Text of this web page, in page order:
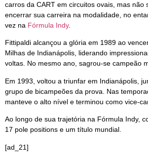
carros da CART em circuitos ovais, mas não
encerrar sua carreira na modalidade, no
vez na Fórmula Indy.
Fittipaldi alcançou a glória em 1989 ao
Milhas de Indianápolis, liderando
voltas. No mesmo ano, sagrou-se campeão
Em 1993, voltou a triunfar em Indianápolis,
grupo de bicampeões da prova. Nas
manteve o alto nível e terminou como vice-
Ao longo de sua trajetória na Fórmula Indy,
17 pole positions e um título mundial.
[ad_21]